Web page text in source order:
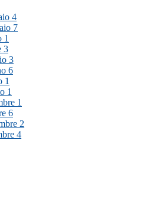
4
7
1
3
3
6
1
1
1
6
2
4